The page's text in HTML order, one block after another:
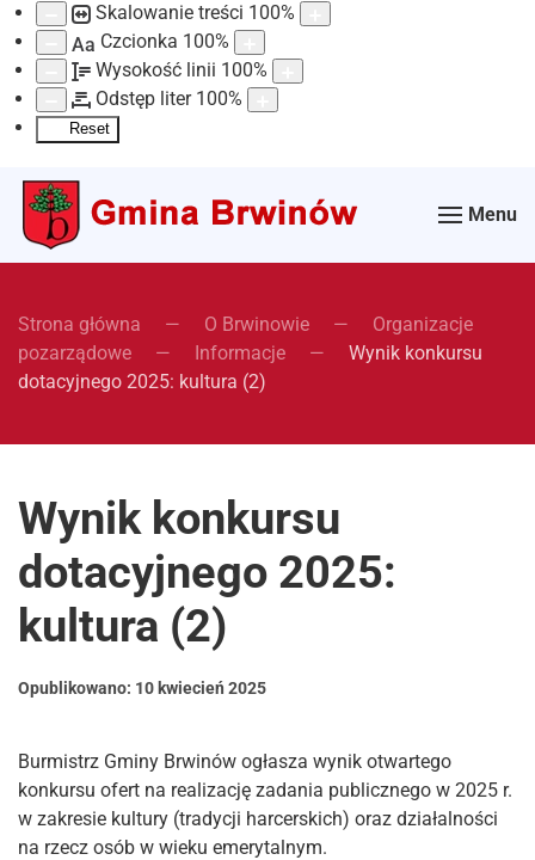
Skalowanie treści 100%
Aa Czcionka 100%
Wysokość linii 100%
Odstęp liter 100%
Reset
Menu
Strona główna O Brwinowie
Organizacje
pozarządowe
Informacje
Wynik konkursu
dotacyjnego 2025: kultura (2)
Wynik konkursu
dotacyjnego 2025:
kultura (2)
Opublikowano: 10 kwiecień 2025
Burmistrz Gminy Brwinów ogłasza wynik otwartego
konkursu ofert na realizację zadania publicznego w 2025 r.
w zakresie kultury (tradycji harcerskich) oraz działalności
na rzecz osób w wieku emerytalnym.